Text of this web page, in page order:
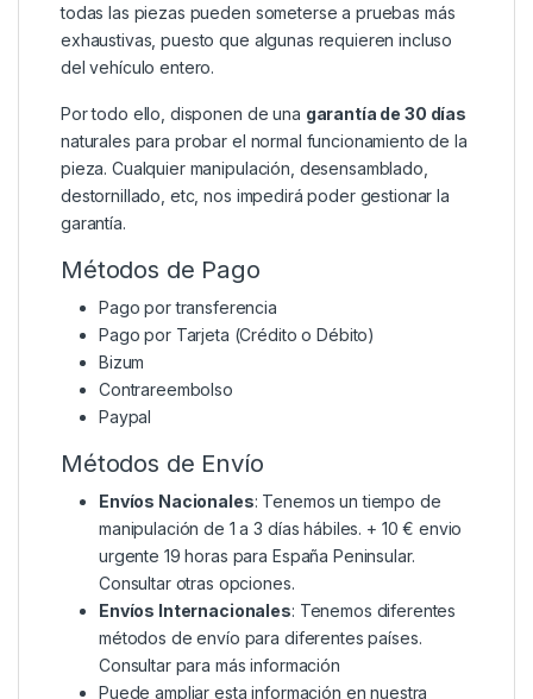
todas las piezas pueden someterse a pruebas más
exhaustivas, puesto que algunas requieren incluso
del vehículo entero.
Por todo ello, disponen de una garantía de 30 días
naturales para probar el normal funcionamiento de la
pieza. Cualquier manipulación, desensamblado,
destornillado, etc, nos impedirá poder gestionar la
garantía.
Métodos de Pago
Pago por transferencia
Pago por Tarjeta (Crédito o Débito)
Bizum
Contrareembolso
Paypal
Métodos de Envío
Envíos Nacionales: Tenemos un tiempo de
manipulación de 1 a 3 días hábiles. + 10 € envio
urgente 19 horas para España Peninsular.
Consultar otras opciones.
Envíos Internacionales: Tenemos diferentes
métodos de envío para diferentes países.
Consultar para más información
Puede ampliar esta información en nuestra